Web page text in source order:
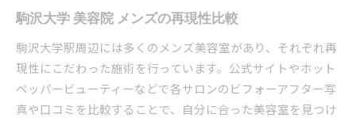
駒沢大学 美容院 メンズの再現性比較
駒沢大学駅周辺には多くのメンズ美容室があり、それぞれ再
現性にこだわった施術を行っています。公式サイトやホット
ペッパービューティーなどで各サロンのビフォーアフター写
真や口コミを比較することで、自分に合った美容室を見つけ